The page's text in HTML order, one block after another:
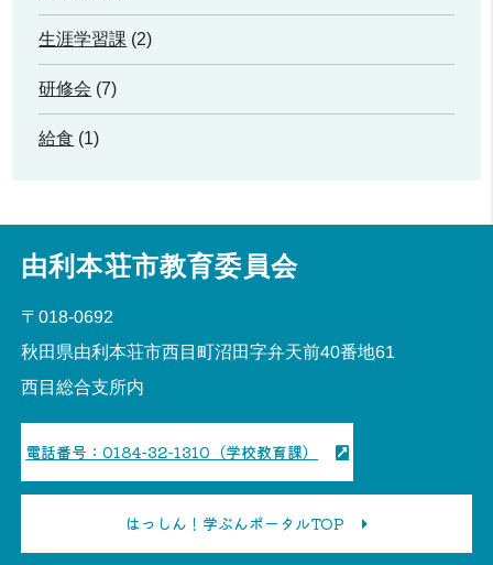
生涯学習課 (2)
研修会 (7)
給食 (1)
由利本荘市教育委員会
〒018-0692
秋田県由利本荘市西目町沼田字弁天前40番地61
西目総合支所内
電話番号：0184-32-1310（学校教育課）
はっしん！学ぶんポータルTOP